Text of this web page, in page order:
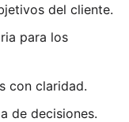
del cliente.
para los
con claridad.
de decisiones.